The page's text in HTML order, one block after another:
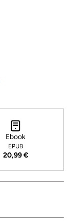
Ebook
EPUB
20,99 €